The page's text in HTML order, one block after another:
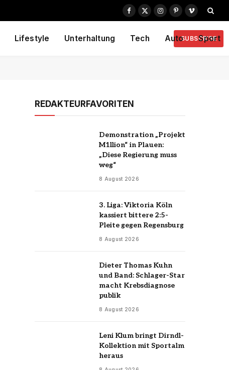
Facebook
X
Instagram
PinterestVimeo
Lifestyle Unterhaltung Tech Auto Sport
SUBSCRIBE
REDAKTEURFAVORITEN
Demonstration „Projekt
M1llion“ in Plauen:
„Diese Regierung muss
weg“
8 August 2026
3. Liga: Viktoria Köln
kassiert bittere 2:5-
Pleite gegen Regensburg
8 August 2026
Dieter Thomas Kuhn
und Band: Schlager-Star
macht Krebsdiagnose
publik
8 August 2026
Leni Klum bringt Dirndl-
Kollektion mit Sportalm
heraus